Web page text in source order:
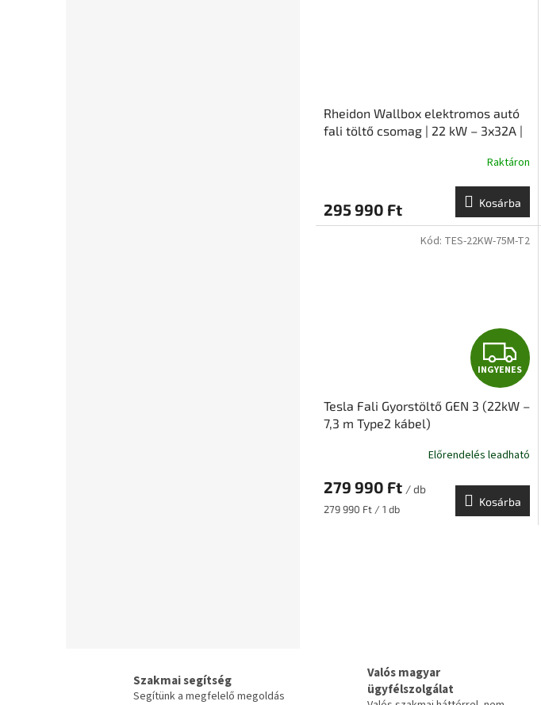
Rheidon Wallbox elektromos autó
fali töltő csomag | 22 kW – 3x32A |
Raktáron
295 990 Ft Kosárba
I
N
G
Y
E
N
INGYENES
Tesla Fali Gyorstöltő GEN 3 (22kW –
7,3 m Type2 kábel)
Előrendelés leadható
279 990 Ft / db
Egységár:
279 990 Ft / 1 db
Kosárba
Kód: TES-22KW-75M-T2
Szakmai segítség
Segítünk a megfelelő megoldás
Valós magyar
ügyfélszolgálat